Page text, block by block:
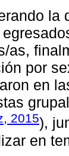
la
as,
por
en
2015),
en